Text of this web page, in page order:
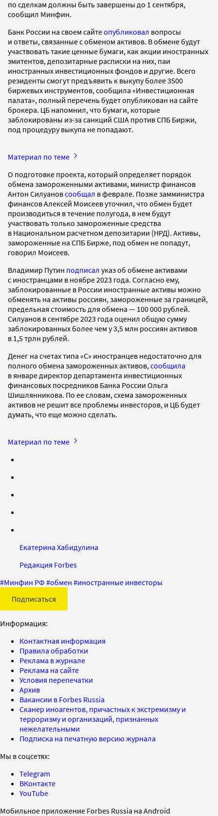
по сделкам должны быть завершены до 1 сентября,
сообщил Минфин.
Банк России на своем сайтеопубликовал вопросы
и ответы, связанные с обменом активов. В обмене будут
участвовать такие ценные бумаги, как акции иностранных
эмитентов, депозитарные расписки на них, паи
иностранных инвестиционных фондов и другие. Всего
резиденты смогут предъявить к выкупу более 3500
биржевых инструментов, сообщила «Инвестиционная
палата», полный перечень будет опубликован на сайте
брокера. ЦБ напомнил, что бумаги, которые
заблокированы из-за санкций США против СПБ Биржи,
под процедуру выкупа не попадают.
Материал по теме
О подготовке проекта, который определяет порядок
обмена замороженными активами, министр финансов
Антон Силуановсообщал в феврале. Позже замминистра
финансов Алексей Моисеев уточнил, что обмен будет
производиться в течение полугода, в нем будут
участвовать только замороженные средства
в Национальном расчетном депозитарии (НРД). Активы,
замороженные на СПБ Бирже, под обмен не попадут,
говорил Моисеев.
Владимир Путин подписал указ об обмене активами
с иностранцами в ноябре 2023 года. Согласно ему,
заблокированные в России иностранные активы можно
обменять на активы россиян, замороженные за границей,
предельная стоимость для обмена — 100 000 рублей.
Силуанов в сентябре 2023 года оценил общую сумму
заблокированных более чем у 3,5 млн россиян активов
в 1,5 трлн рублей.
Денег на счетах типа «С» иностранцев недостаточно для
полного обмена замороженных активов, сообщила
в январе директор департамента инвестиционных
финансовых посредников Банка России Ольга
Шишлянникова. По ее словам, схема замороженных
активов не решит все проблемы инвесторов, и ЦБ будет
думать, что еще можно сделать.
Материал по теме
Екатерина Хабидулина
Редакция Forbes
#Минфин РФ #обмен #иностранные инвесторы
Подписаться
Информация:
Контактная информация
Правила обработки
Реклама в журнале
Реклама на сайте
Условия перепечатки
Архив
Вакансии в Forbes Russia
Сканер иноагентов, причастных к экстремизму и
терроризму и организаций, признанных
нежелательными
Подписка на печатную версию журнала
Мы в соцсетях:
Telegram
ВКонтакте
YouTube
Мобильное приложение Forbes Russia на Android